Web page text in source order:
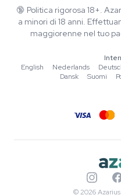
FAQ
Informativa sulla privacy
Blog
Musica
Linee guida editoriali
Strumenti e Calcolatori
🔞 Politica rigorosa 18+.
a minori di 18 anni.
maggiorenne nel tuo
English
·Nederlands ·
Dansk
·Suomi ·
© 2026